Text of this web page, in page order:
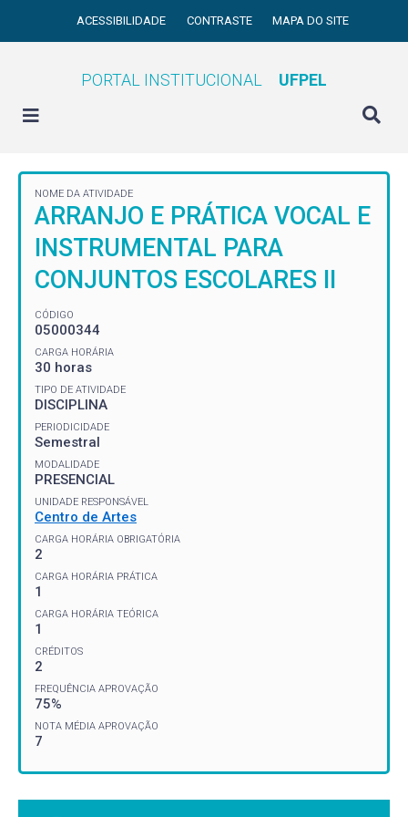
ACESSIBILIDADE CONTRASTE MAPA DO SITE
PORTAL INSTITUCIONAL UFPEL
NOME DA ATIVIDADE
ARRANJO E PRÁTICA VOCAL E
INSTRUMENTAL PARA
CONJUNTOS ESCOLARES II
CÓDIGO
05000344
CARGA HORÁRIA
30 horas
TIPO DE ATIVIDADE
DISCIPLINA
PERIODICIDADE
Semestral
MODALIDADE
PRESENCIAL
UNIDADE RESPONSÁVEL
Centro de Artes
CARGA HORÁRIA OBRIGATÓRIA
2
CARGA HORÁRIA PRÁTICA
1
CARGA HORÁRIA TEÓRICA
1
CRÉDITOS
2
FREQUÊNCIA APROVAÇÃO
75%
NOTA MÉDIA APROVAÇÃO
7